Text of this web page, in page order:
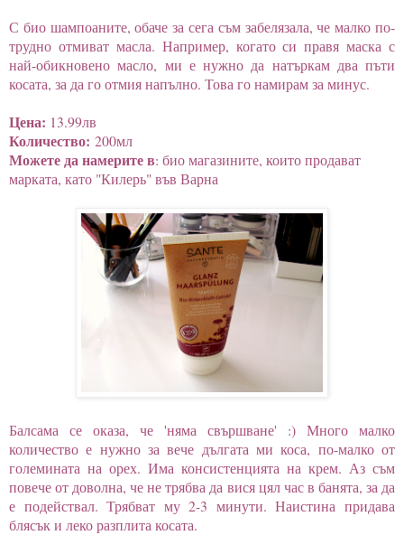
С био шампоаните, обаче за сега съм забелязала, че малко по-
трудно отмиват масла. Например, когато си правя маска с
най-обикновено масло, ми е нужно да натъркам два пъти
косата, за да го отмия напълно. Това го намирам за минус.
Цена: 13.99лв
Количество: 200мл
Можете да намерите в: био магазините, които продават
марката, като "Килерь" във Варна
Балсама се оказа, че 'няма свършване' :) Много малко
количество е нужно за вече дългата ми коса, по-малко от
големината на орех. Има консистенцията на крем. Аз съм
повече от доволна, че не трябва да вися цял час в банята, за да
е подействал. Трябват му 2-3 минути. Наистина придава
блясък и леко разплита косата.